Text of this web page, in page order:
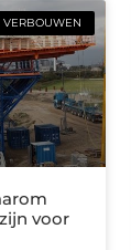
VERBOUWEN
voor